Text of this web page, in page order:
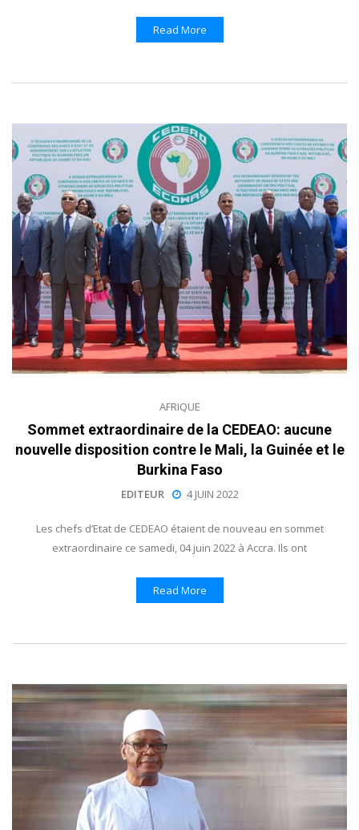
Read More
AFRIQUE
Sommet extraordinaire de la CEDEAO: aucune
nouvelle disposition contre le Mali, la Guinée et le
Burkina Faso
EDITEUR 4 JUIN 2022
Les chefs d’Etat de CEDEAO étaient de nouveau en sommet
extraordinaire ce samedi, 04 juin 2022 à Accra. Ils ont
Read More